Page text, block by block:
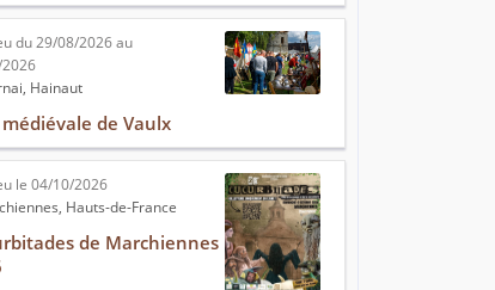
du 29/08/2026 au
Hainaut
de Vaulx
le 04/10/2026
Hauts-de-France
de Marchiennes